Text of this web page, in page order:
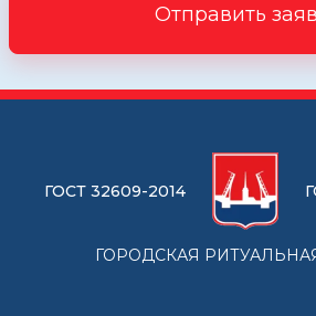
Отправить
ГОСТ 32609-2014
ГОРОДСКАЯ